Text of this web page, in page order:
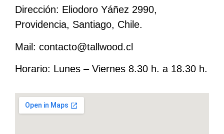
Dirección: Eliodoro Yáñez 2990,
Providencia, Santiago, Chile.
Mail: contacto@tallwood.cl
Horario: Lunes – Viernes 8.30 h. a 18.30 h.